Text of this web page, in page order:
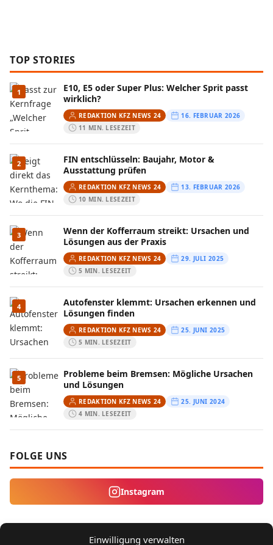
Einwilligung verwalten
TOP STORIES
1
E10, E5 oder Super Plus: Welcher Sprit passt
wirklich?
REDAKTION KFZ NEWS 24
16. FEBRUAR 2026
11 MIN. LESEZEIT
2
FIN entschlüsseln: Baujahr, Motor &
Ausstattung prüfen
REDAKTION KFZ NEWS 24
13. FEBRUAR 2026
10 MIN. LESEZEIT
3
Wenn der Kofferraum streikt: Ursachen und
Lösungen aus der Praxis
REDAKTION KFZ NEWS 24
29. JULI 2025
5 MIN. LESEZEIT
4
Autofenster klemmt: Ursachen erkennen und
Lösungen finden
REDAKTION KFZ NEWS 24
25. JUNI 2025
5 MIN. LESEZEIT
5
Probleme beim Bremsen: Mögliche Ursachen
und Lösungen
REDAKTION KFZ NEWS 24
25. JUNI 2024
4 MIN. LESEZEIT
FOLGE UNS
Instagram